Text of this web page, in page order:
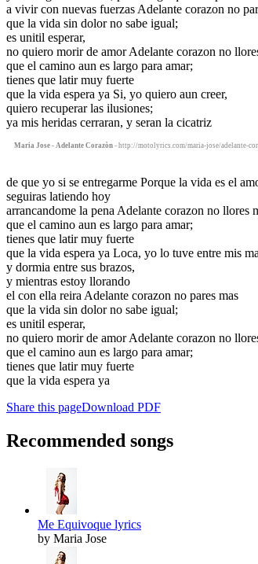
a vivir con nuevas fuerzas Adelante corazon no
que la vida sin dolor no sabe igual;
es unitil esperar,
no quiero morir de amor Adelante corazon no
que el camino aun es largo para amar;
tienes que latir muy fuerte
que la vida espera ya Si, yo quiero aun creer,
quiero recuperar las ilusiones;
ya mis heridas cerraran, y seran la cicatriz
Maria Jose - Adelante Corazòn - http://motolyrics.com/maria-jose/adelante-
de que yo si se entregarme Porque la vida es el
seguiras latiendo hoy
arrancandome la pena Adelante corazon no llores
que el camino aun es largo para amar;
tienes que latir muy fuerte
que la vida espera ya Loca, yo lo tuve entre mis
y dormia entre sus brazos,
y mientras estoy llorando
el con ella reira Adelante corazon no pares mas
que la vida sin dolor no sabe igual;
es unitil esperar,
no quiero morir de amor Adelante corazon no
que el camino aun es largo para amar;
tienes que latir muy fuerte
que la vida espera ya
Share this pageDownload PDF
Recommended songs
Me Equivoque lyrics
by Maria Jose